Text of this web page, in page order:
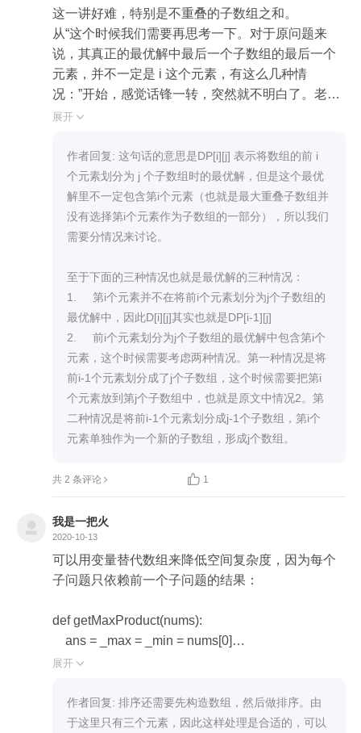
    for (i = 1; i < n; i++) {
        if (a[i] == 0) {
            cur_max = cur_min = 0;
        } else if (a[i] > 0) {
            cur_max = pre_max > 0 ? pre_max * a[i] : a
[i];
        } else {
            cur_max = pre_min < 0 ? pre_min * a[i] : a[i];
            cur_min = pre_max <= 0 ? a[i] : pre_max * a
        }
        pre_max = cur_max;
        pre_min = cur_min;
        cout << "--> (" << cur_min << ", " << cur_max <
< ")" << endl;
    }
    cout << maxn << endl;
这一讲好难，特别是不重叠的子数组之和。
从“这个时候我们需要再思考一下。对于原问题来
说，其真正的最优解中最后一个子数组的最后一个
元素，并不一定是 i 这个元素，有这么几种情
况：”开始，感觉话锋一转，突然就不明白了。老师
能对这句话再解释下吗？
图解释下？
1.舍弃第 i 个元素，将前 i−1 个元素划分为 j 个数
组；
2.选取第 i 个元素，将前 i−1 个元素划分为 j 个数
组；而当前元素加入第 j 个数组。在这种情况下有一
这样第 i 个元素才能加入进去；否则，不连续的元素
不能放在一个子数组中（我们在计算子数组问题，
前提就是要“连续”）；
3.选取第 i 个元素，将前 i−1 个元素划分为 j−1 个数
组；而当前元素自己成为第 j 个数组。
展开 
作者回复: 这句话的意思是DP[i][j] 表示将数组的前 i
个元素划分为 j 个子数组时的最优解，但是这个最优
解里不一定包含第i个元素（也就是最大重叠子数组并
没有选择第i个元素作为子数组的一部分），所以我们
需要分情况来讨论。
至于下面的三种情况也就是最优解的三种情况：
1.	第i个元素并不在将前i个元素划分为j个子数组的
最优解中，因此D[i][j]其实也就是DP[i-1][j]
2.	前i个元素划分为j个子数组的最优解中包含第i个
元素，这个时候需要考虑两种情况。第一种情况是将
前i-1个元素划分成了j个子数组，这个时候需要把第i
个元素放到第j个子数组中，也就是原文中情况2。第
二种情况是将前i-1个元素划分成j-1个子数组，第i个
共 2 条评论  1
我是一把火
2020-10-13
可以用变量替代数组来降低空间复杂度，因为每个
子问题只依赖前一个子问题的结果：
def getMaxProduct(nums):
    ans = _max = _min = nums[0]
    for i in range(1, len(nums)):
ms[i])
        _min = min(_max * nums[i], _min * nums[i], nu
展开 
作者回复: 排序还需要先构造数组，然后做排序。由
于这里只有三个元素，因此这样处理是合适的，可以